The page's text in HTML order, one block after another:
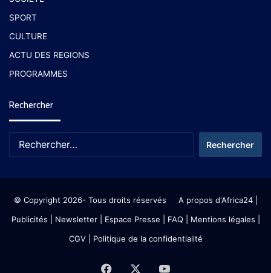
SPORT
CULTURE
ACTU DES REGIONS
PROGRAMMES
Rechercher
© Copyright 2026- Tous droits réservés A propos d'Africa24|
Publicités
Newsletter| Espace Presse | FAQ | Mentions légales
CGV| Politique de la confidentialité